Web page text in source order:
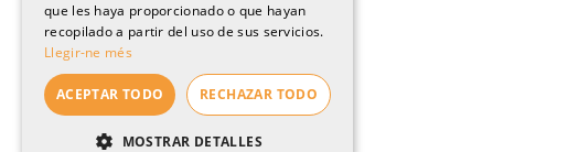
que les haya proporcionado o que hayan
recopilado a partir del uso de sus servicios.
Llegir-ne més
ACEPTAR TODO RECHAZAR TODO
MOSTRAR DETALLES